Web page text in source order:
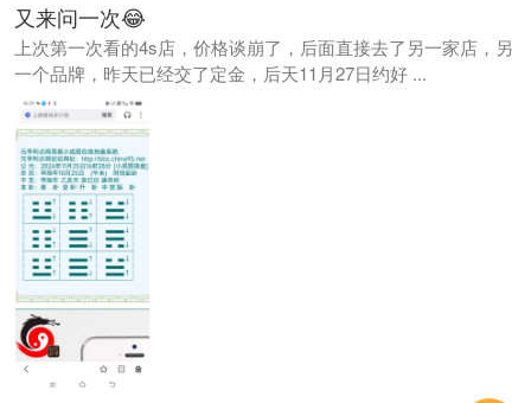
又来问一次😂
上次第一次看的4s店，价格谈崩了，后面直接去了另一家店，另
一个品牌，昨天已经交了定金，后天11月27日约好 ...